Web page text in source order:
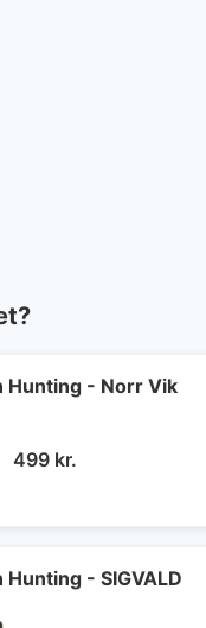
Hunting - Norr Vik
499 kr.
- SIGVALD